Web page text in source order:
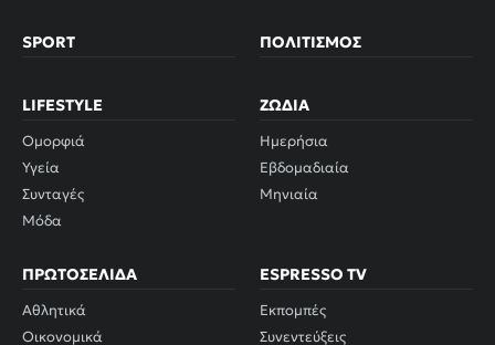
SPORT ΠΟΛΙΤΙΣΜΌΣ
LIFESTYLE
Ομορφιά
Υγεία
Συνταγές
Μόδα
ΖΏΔΙΑ
Ημερήσια
Εβδομαδιαία
Μηνιαία
ΠΡΩΤΟΣΈΛΙΔΑ
Αθλητικά
Οικονομικά
ESPRESSO TV
Εκπομπές
Συνεντεύξεις